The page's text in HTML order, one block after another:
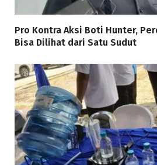
Pro Kontra Aksi Boti Hunter,
Bisa Dilihat dari Satu Sudut